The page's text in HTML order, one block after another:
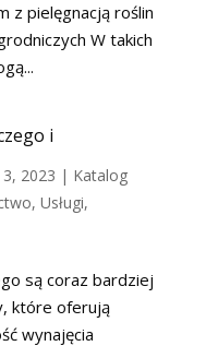
z pielęgnacją roślin
W takich
i
2023 | Katalog
, Usługi,
są coraz bardziej
które oferują
wynajęcia